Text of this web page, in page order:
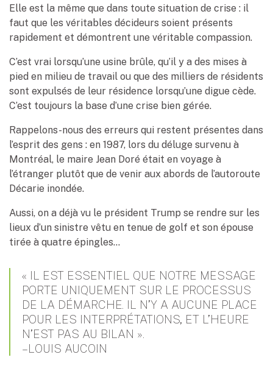
Elle est la même que dans toute situation de crise : il
faut que les véritables décideurs soient présents
rapidement et démontrent une véritable compassion.
C’est vrai lorsqu’une usine brûle, qu’il y a des mises à
pied en milieu de travail ou que des milliers de résidents
sont expulsés de leur résidence lorsqu’une digue cède.
C’est toujours la base d’une crise bien gérée.
Rappelons-nous des erreurs qui restent présentes dans
l’esprit des gens : en 1987, lors du déluge survenu à
Montréal, le maire Jean Doré était en voyage à
l’étranger plutôt que de venir aux abords de l’autoroute
Décarie inondée.
Aussi, on a déjà vu le président Trump se rendre sur les
lieux d’un sinistre vêtu en tenue de golf et son épouse
tirée à quatre épingles…
« IL EST ESSENTIEL QUE NOTRE MESSAGE
PORTE UNIQUEMENT SUR LE PROCESSUS
DE LA DÉMARCHE. IL N’Y A AUCUNE PLACE
POUR LES INTERPRÉTATIONS, ET L’HEURE
N’EST PAS AU BILAN ».
– LOUIS AUCOIN